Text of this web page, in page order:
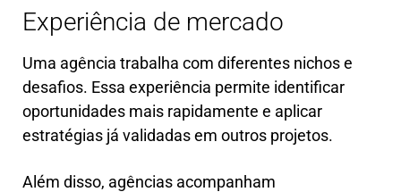
Experiência de mercado
Uma agência trabalha com diferentes nichos e
desafios. Essa experiência permite identificar
oportunidades mais rapidamente e aplicar
estratégias já validadas em outros projetos.
Além disso, agências acompanham